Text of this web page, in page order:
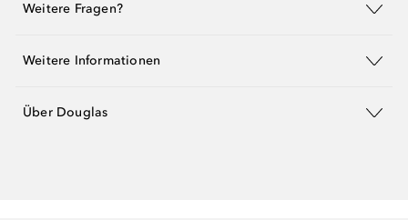
Weitere Fragen?
Weitere Informationen
Über Douglas